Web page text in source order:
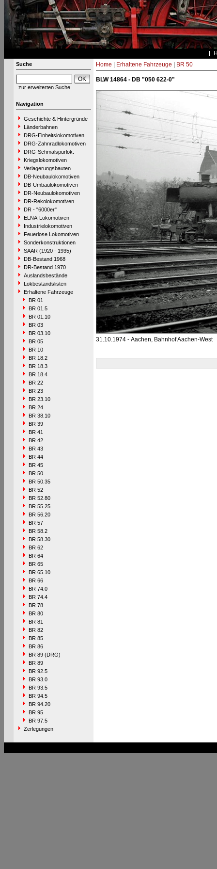
Suche
zur erweiterten Suche
Navigation
Geschichte & Hintergründe
Länderbahnen
DRG-Einheitslokomotiven
DRG-Zahnradlokomotiven
DRG-Schmalspurlok.
Kriegslokomotiven
Verlagerungsbauten
DB-Neubaulokomotiven
DB-Umbaulokomotiven
DR-Neubaulokomotiven
DR-Rekolokomotiven
DR - "6000er"
ELNA-Lokomotiven
Industrielokomotiven
Feuerlose Lokomotiven
Sonderkonstruktionen
SAAR (1920 - 1935)
DB-Bestand 1968
DR-Bestand 1970
Auslandsbestände
Lokbestandslisten
Erhaltene Fahrzeuge
BR 01
BR 01.5
BR 01.10
BR 03
BR 03.10
BR 05
BR 10
BR 18.2
BR 18.3
BR 18.4
BR 22
BR 23
BR 23.10
BR 24
BR 38.10
BR 39
BR 41
BR 42
BR 43
BR 44
BR 45
BR 50
BR 50.35
BR 52
BR 52.80
BR 55.25
BR 56.20
BR 57
BR 58.2
BR 58.30
BR 62
BR 64
BR 65
BR 65.10
BR 66
BR 74.0
BR 74.4
BR 78
BR 80
BR 81
BR 82
BR 85
BR 86
BR 89 (DRG)
BR 89
BR 92.5
BR 93.0
BR 93.5
BR 94.5
BR 94.20
BR 95
BR 97.5
Zerlegungen
Home Erhaltene Fahrzeuge BR 50
BLW 14864 - DB "050 622-0"
31.10.1974 - Aachen, Bahnhof Aachen-West